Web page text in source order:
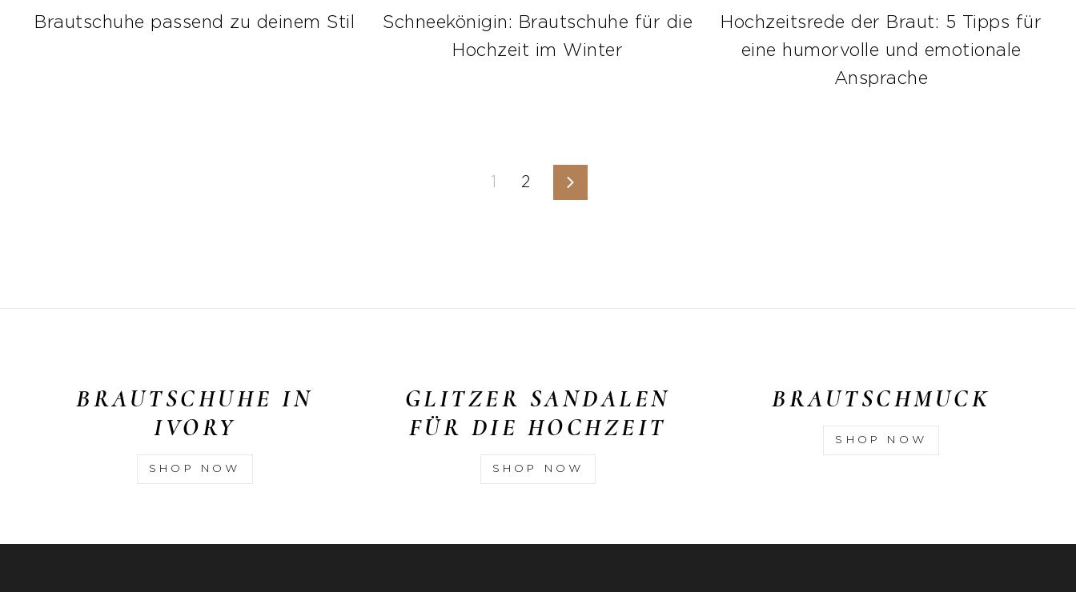
Brautschuhe passend zu deinem Stil
Schneekönigin: Brautschuhe für die
Hochzeit im Winter
Hochzeitsrede der Braut: 5 Tipps für
eine humorvolle und emotionale
Ansprache
2 Vorwärts
BRAUTSCHUHE IN
IVORY
SHOP NOW
GLITZER SANDALEN
FÜR DIE HOCHZEIT
SHOP NOW
BRAUTSCHMUCK
SHOP NOW